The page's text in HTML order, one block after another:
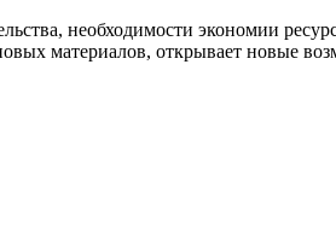
необходимости экономии
материалов, открывает новые